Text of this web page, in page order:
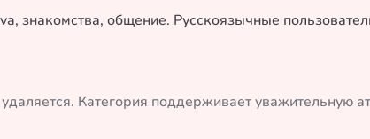
знакомства, общение. Русскоязычные
Категория поддерживает уважительную